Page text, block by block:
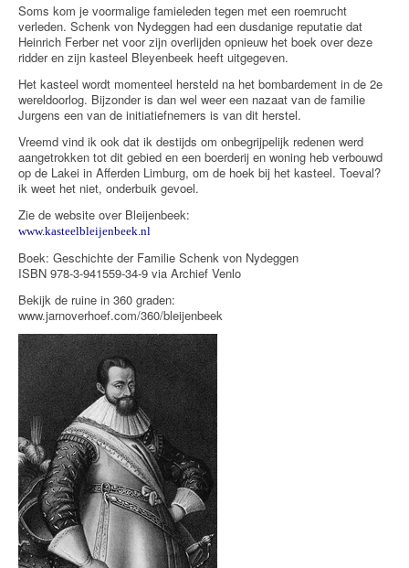
Soms kom je voormalige famieleden tegen met een roemrucht
verleden. Schenk von Nydeggen had een dusdanige reputatie dat
Heinrich Ferber net voor zijn overlijden opnieuw het boek over deze
ridder en zijn kasteel Bleyenbeek heeft uitgegeven.
Het kasteel wordt momenteel hersteld na het bombardement in de 2e
wereldoorlog. Bijzonder is dan wel weer een nazaat van de familie
Jurgens een van de initiatiefnemers is van dit herstel.
Vreemd vind ik ook dat ik destijds om onbegrijpelijk redenen werd
aangetrokken tot dit gebied en een boerderij en woning heb verbouwd
op de Lakei in Afferden Limburg, om de hoek bij het kasteel. Toeval?
ik weet het niet, onderbuik gevoel.
Zie de website over Bleijenbeek:
www.kasteelbleijenbeek.nl
Boek: Geschichte der Familie Schenk von Nydeggen
ISBN 978-3-941559-34-9 via Archief Venlo
Bekijk de ruine in 360 graden:
www.jarnoverhoef.com/360/bleijenbeek